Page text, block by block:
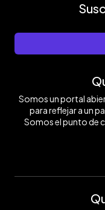
Somos un portal
para reflejar a un
Somos el punto de